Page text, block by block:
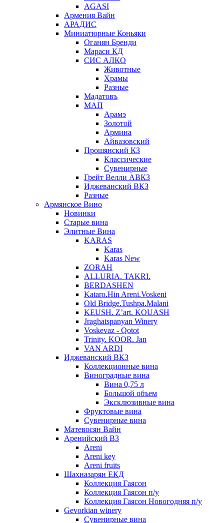
AGASI
Армения Вайн
АРАДИС
Миниатюрные Коньяки
Оганян Бренди
Мараси КД
СИС АЛКО
Животные
Храмы
Разные
Мадатовъ
МАП
Арамэ
Золотой
Армина
Айвазовский
Прошянский КЗ
Классические
Сувенирные
Грейт Велли АВКЗ
Иджеванский ВКЗ
Разные
Армянское Вино
Новинки
Старые вина
Элитные Вина
KARAS
Karas
Karas New
ZORAH
ALLURIA. TAKRI.
BERDASHEN
Kataro.Hin Areni.Voskeni
Old Bridge.Tushpa.Malani
KEUSH. Z’art. KOUASH
Jraghatspanyan Winery
Voskevaz - Qotot
Trinity. KOOR. Jan
VAN ARDI
Иджеванский ВКЗ
Коллекционные вина
Виноградные вина
Вина 0,75 л
Большой объем
Эксклюзивные вина
Фруктовые вина
Cувенирные вина
Матевосян Вайн
Аренийский ВЗ
Areni
Areni key
Areni fruits
Шахназарян ЕКД
Коллекция Гаясон
Коллекция Гаясон п/у
Коллекция Гаясон Новогодняя п/у
Gevorkian winery
Сувенирные вина